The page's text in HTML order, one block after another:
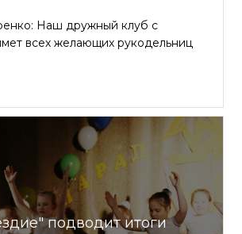
Наш дружный клуб с
всех желающих рукодельниц
подводит итоги